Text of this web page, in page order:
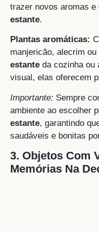
trazer novos aromas e
estante.
Plantas aromáticas:
manjericão, alecrim
estante da cozinha ou
visual, elas oferecem
Importante: Sempre
ambiente ao escolher
estante, garantindo
saudáveis e bonitas
3. Objetos Com
Memórias Na